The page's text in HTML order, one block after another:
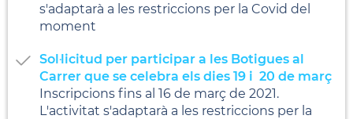
s'adaptarà a les restriccions per la Covid del
moment
Sol·licitud per participar a les Botigues al
Carrer que se celebra els dies 19 i 20 de març
Inscripcions fins al 16 de març de 2021.
L'activitat s'adaptarà a les restriccions per la